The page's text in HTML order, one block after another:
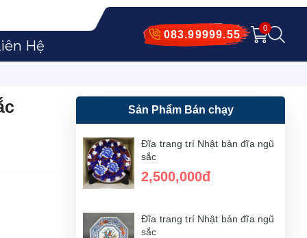
083.99999.55
0
Hệ
Sản Phẩm Bán chạy
Đĩa trang trí Nhật bản đĩa ngũ
sắc
2,500,000đ
Đĩa trang trí Nhật bản đĩa ngũ
sắc